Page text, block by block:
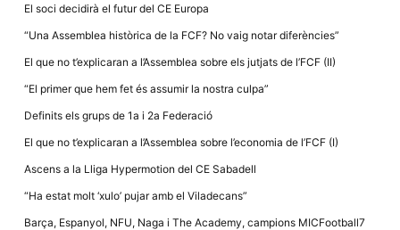
El soci decidirà el futur del CE Europa
“Una Assemblea històrica de la FCF? No vaig notar diferències”
El que no t’explicaran a l’Assemblea sobre els jutjats de l’FCF (II)
“El primer que hem fet és assumir la nostra culpa”
Definits els grups de 1a i 2a Federació
El que no t’explicaran a l’Assemblea sobre l’economia de l’FCF (I)
Ascens a la Lliga Hypermotion del CE Sabadell
“Ha estat molt ‘xulo’ pujar amb el Viladecans”
Barça, Espanyol, NFU, Naga i The Academy, campions MICFootball7
Necessàries
Aquestes
opcionals,
són
necessàries
per al
funcionament
tècnic de la